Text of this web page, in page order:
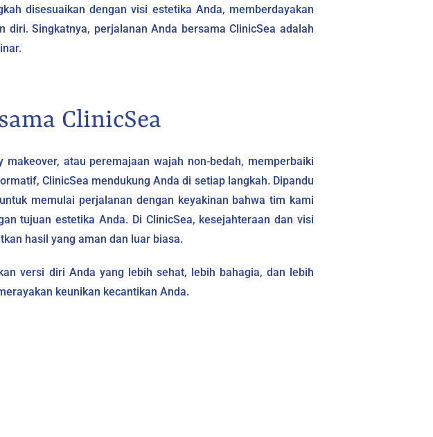
disesuaikan dengan visi estetika Anda, memberdayakan
Singkatnya, perjalanan Anda bersama ClinicSea adalah
ClinicSea
atau peremajaan wajah non-bedah, memperbaiki
ClinicSea mendukung Anda di setiap langkah. Dipandu
memulai perjalanan dengan keyakinan bahwa tim kami
tujuan estetika Anda. Di ClinicSea, kesejahteraan dan visi
hasil yang aman dan luar biasa.
versi diri Anda yang lebih sehat, lebih bahagia, dan lebih
keunikan kecantikan Anda.